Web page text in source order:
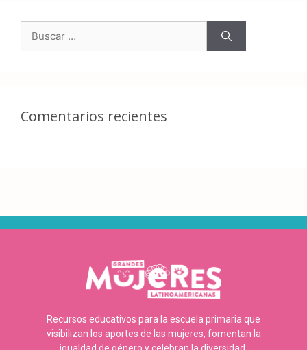
Comentarios recientes
Recursos educativos para la escuela primaria que
visibilizan los aportes de las mujeres, fomentan la
igualdad de género y celebran la diversidad.